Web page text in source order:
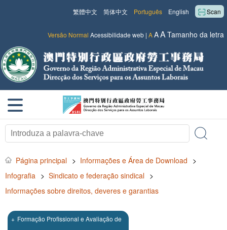
Scan
English
Português
简体中文
繁體中文
Versão Normal Acessibilidade web | AAATamanho da letra
Página principal > Informações e Área de Download >
Infografia > Sindicato e federação sindical >
Informações sobre direitos, deveres e garantias
+ Formação Profissional e Avaliação de